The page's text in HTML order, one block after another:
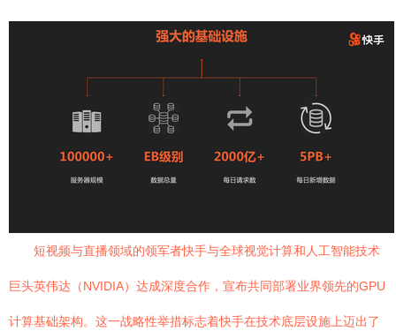
短视频与直播领域的领军者快手与全球视觉计算和人工智能技术
巨头英伟达（NVIDIA）达成深度合作，宣布共同部署业界领先的GPU
计算基础架构。这一战略性举措标志着快手在技术底层设施上迈出了